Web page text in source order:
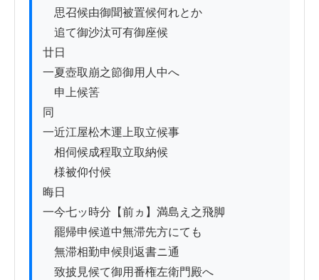
思召候由御聞被置候何れとか
追て御沙汰可有御座候
廿日
一夏壺取崩之節御用人中へ
申上候筈
同
一近江屋松木運上取立候事
相伺候成程取立取納候
様被仰付候
晦日
一今七ッ時分【前ヵ】満島え之飛脚
罷帰申候道中無滞先方にても
無滞相勤申候則返書ニ通
致披見候て御用番権左衛門殿へ